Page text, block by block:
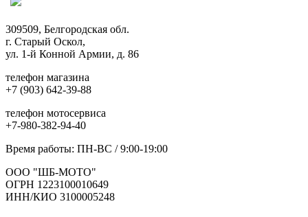
309509, Белгородская обл.
г. Старый Оскол,
ул. 1-й Конной Армии, д. 86
телефон магазина
+7 (903) 642-39-88
телефон мотосервиса
+7-980-382-94-40
Время работы: ПН-ВС / 9:00-19:00
ООО "ШБ-МОТО"
ОГРН 1223100010649
ИНН/КИО 3100005248